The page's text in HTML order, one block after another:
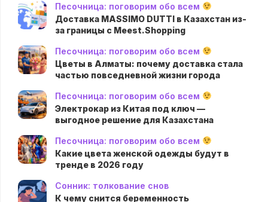
Песочница: поговорим обо всем
Доставка MASSIMO DUTTI в Казахстан из-
за границы с Meest.Shopping
Песочница: поговорим обо всем
Цветы в Алматы: почему доставка стала
частью повседневной жизни города
Песочница: поговорим обо всем
Электрокар из Китая под ключ —
выгодное решение для Казахстана
Песочница: поговорим обо всем
Какие цвета женской одежды будут в
тренде в 2026 году
Сонник: толкование снов
К чему снится беременность